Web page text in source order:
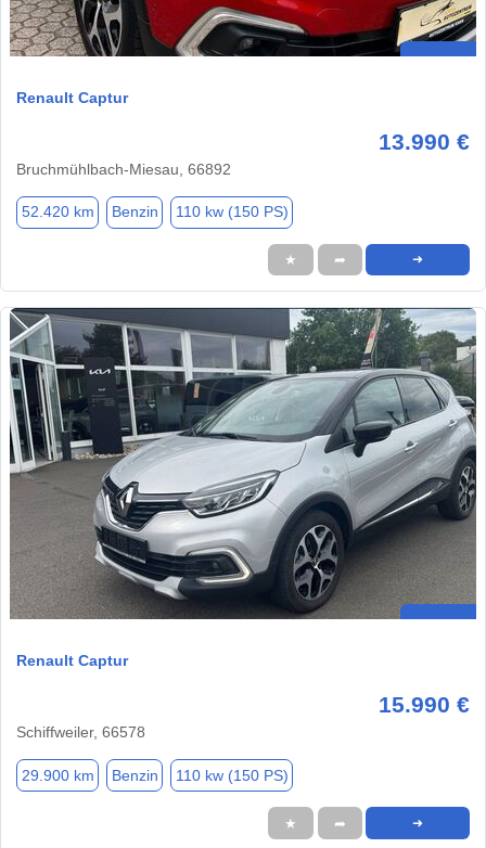
Renault Captur
13.990 €
Bruchmühlbach-Miesau, 66892
52.420 km Benzin 110 kw (150 PS)
★ ➦ ➜
Renault Captur
15.990 €
Schiffweiler, 66578
29.900 km Benzin 110 kw (150 PS)
★ ➦ ➜